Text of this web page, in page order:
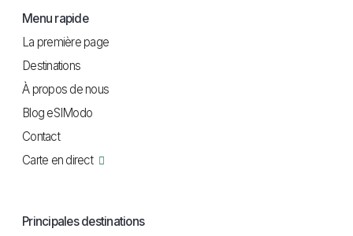
Menu rapide
La première page
Destinations
À propos de nous
Blog eSIModo
Contact
Carte en direct
Principales destinations